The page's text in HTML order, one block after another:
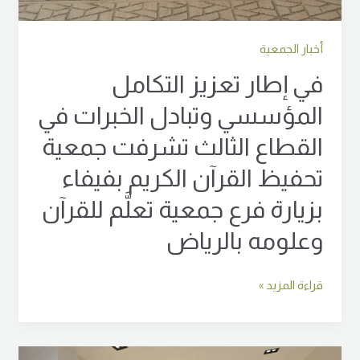
أخبار الجمعية
في إطار تعزيز التكامل
المؤسسي وتبادل الخبرات في
القطاع الثالث تشرفت جمعية
تحفيظ القرآن الكريم بفيفاء
بزيارة فرع جمعية تعلَّم للقرآن
وعلومه بالرياض
للقرآن
وعلومه
بالرياض
قراءة المزيد »